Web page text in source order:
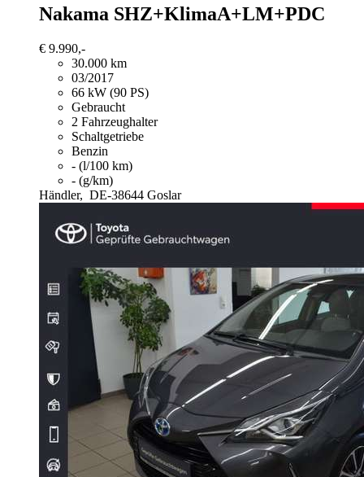
Nakama SHZ+KlimaA+LM+PDC
€ 9.990,-
30.000 km
03/2017
66 kW (90 PS)
Gebraucht
2 Fahrzeughalter
Schaltgetriebe
Benzin
- (l/100 km)
- (g/km)
Händler, DE-38644 Goslar